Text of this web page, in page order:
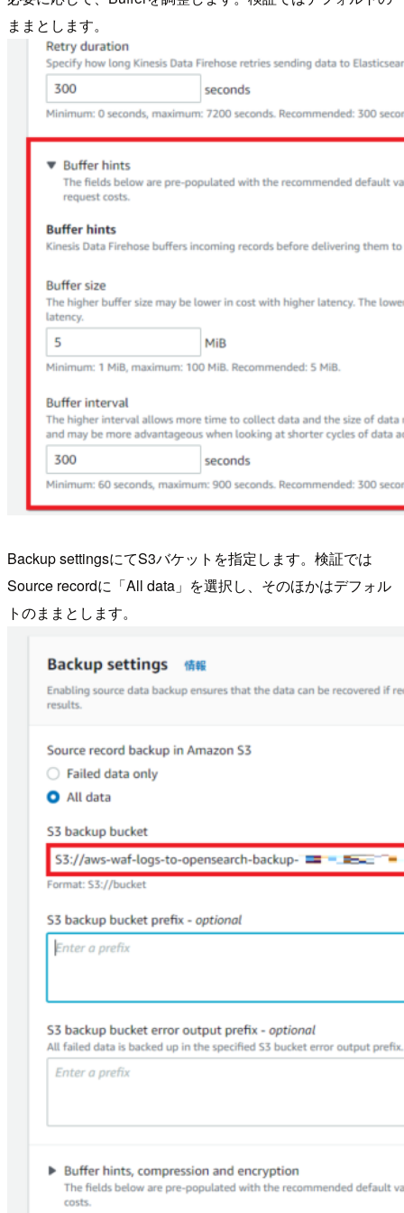
ままとします。
Backup settingsにてS3バケットを指定します。検証では
Source recordに「All data」を選択し、そのほかはデフォル
トのままとします。